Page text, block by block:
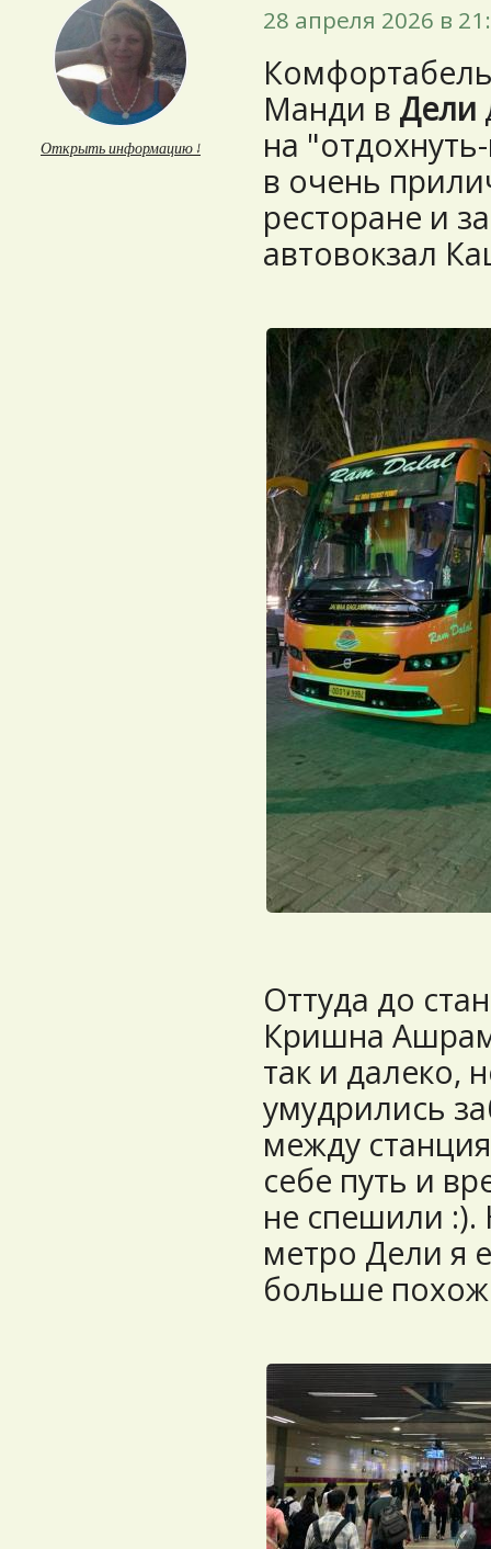
Открыть информацию ↓
28 апреля 2026 в
Манди в Дели
на
в очень
ресторане и
автовокзал
Оттуда до
Кришна
так и далеко,
умудрились
между
себе путь и
не спешили :).
метро Дели я
больше